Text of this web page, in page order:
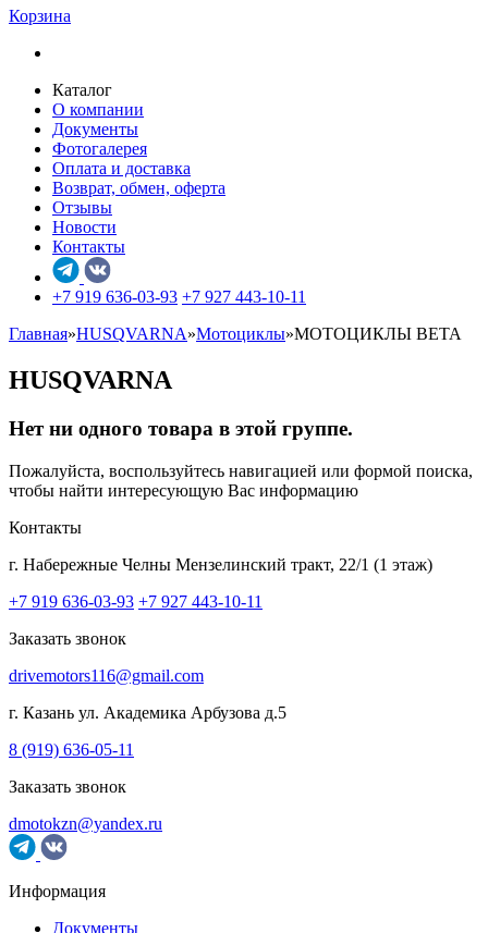
Корзина
Каталог
О компании
Документы
Фотогалерея
Оплата и доставка
Возврат, обмен, оферта
Отзывы
Новости
Контакты
+7 919 636-03-93 +7 927 443-10-11
Главная»HUSQVARNA»Мотоциклы»МОТОЦИКЛЫ BETA
HUSQVARNA
Нет ни одного товара в этой группе.
Пожалуйста, воспользуйтесь навигацией или формой поиска,
чтобы найти интересующую Вас информацию
Контакты
г. Набережные Челны Мензелинский тракт, 22/1 (1 этаж)
+7 919 636-03-93 +7 927 443-10-11
Заказать звонок
drivemotors116@gmail.com
г. Казань ул. Академика Арбузова д.5
8 (919) 636-05-11
Заказать звонок
dmotokzn@yandex.ru
Информация
Документы